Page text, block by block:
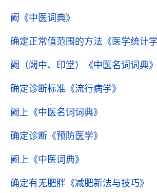
阙 《中医词典》
确定正常值范围的方法 《医学统计学
阙（阙中、印堂） 《中医名词词典》
确定诊断标准 《流行病学》
阙上 《中医名词词典》
确定诊断 《预防医学》
阙上 《中医词典》
确定有无肥胖 《减肥新法与技巧》